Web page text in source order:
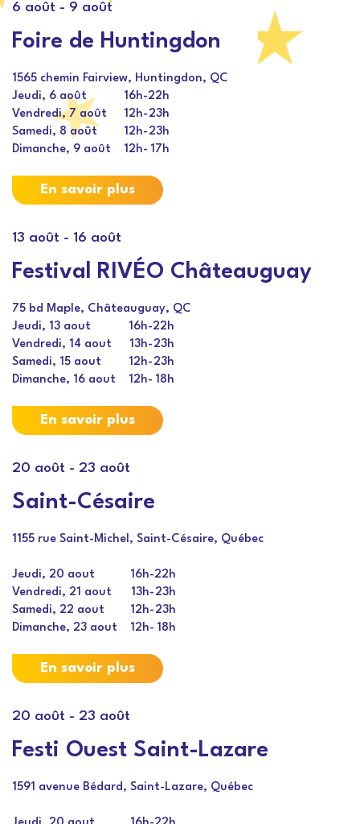
6 août - 9 août
Foire de Huntingdon
1565 chemin Fairview, Huntingdon, QC
Jeudi, 6 août
16h-22h
Vendredi, 7 août
12h-23h
Samedi, 8 août
12h-23h
Dimanche, 9 août
12h- 17h
En savoir plus
13 août - 16 août
Festival RIVÉO Châteauguay
75 bd Maple, Châteauguay, QC
Jeudi, 13 aout
16h-22h
Vendredi, 14 aout
13h-23h
Samedi, 15 aout
12h-23h
Dimanche, 16 aout
12h- 18h
En savoir plus
20 août - 23 août
Saint-Césaire
1155 rue Saint-Michel, Saint-Césaire, Québec
Jeudi, 20 aout 16h-22h
Vendredi, 21 aout
13h-23h
Samedi, 22 aout
12h-23h
Dimanche, 23 aout
12h- 18h
En savoir plus
20 août - 23 août
Festi Ouest Saint-Lazare
1591 avenue Bédard, Saint-Lazare, Québec